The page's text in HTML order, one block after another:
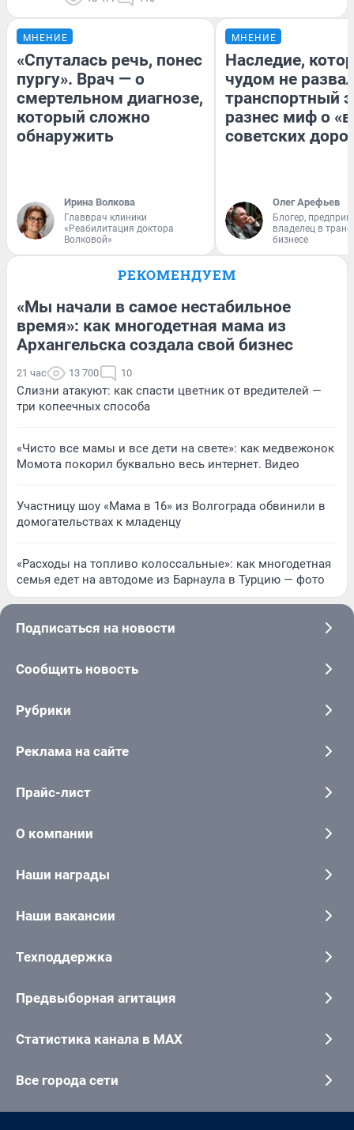
МНЕНИЕ
«Спуталась речь, понес
пургу». Врач — о
смертельном диагнозе,
который сложно
обнаружить
Ирина Волкова
Главврач клиники
«Реабилитация доктора
Волковой»
МНЕНИЕ
Наследие,
чудом не
транспортный
разнес миф о
советских
Олег Арефьев
Блогер,
владелец в
бизнесе
РЕКОМЕНДУЕМ
«Мы начали в самое нестабильное
время»: как многодетная мама из
Архангельска создала свой бизнес
21 час 13 700 10
Слизни атакуют: как спасти цветник от вредителей —
три копеечных способа
«Чисто все мамы и все дети на свете»: как медвежонок
Момота покорил буквально весь интернет. Видео
Участницу шоу «Мама в 16» из Волгограда обвинили в
домогательствах к младенцу
«Расходы на топливо колоссальные»: как многодетная
семья едет на автодоме из Барнаула в Турцию — фото
Подписаться на новости
Сообщить новость
Рубрики
Реклама на сайте
Прайс-лист
О компании
Наши награды
Наши вакансии
Техподдержка
Предвыборная агитация
Статистика канала в MAX
Все города сети